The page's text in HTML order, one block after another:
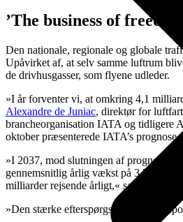
’The business of freedom’
Den nationale, regionale og globale
Upåvirket af, at selv samme luftrum
de drivhusgasser, som flyene udleder.
»I år forventer vi, at omkring 4,1
Alexandre de Juniac, direktør for
brancheorganisation IATA og tidligere
oktober præsenterede IATA’s prognose
»I 2037, mod slutningen af
gennemsnitlig årlig vækst på 3,5 pct. vil
milliarder rejsende årligt,« sagde han.
»Den stærke efterspørgsel på